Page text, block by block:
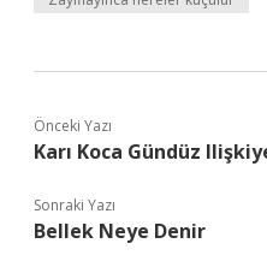
Önceki Yazı
Karı Koca Gündüz
Sonraki Yazı
Bellek Neye Denir